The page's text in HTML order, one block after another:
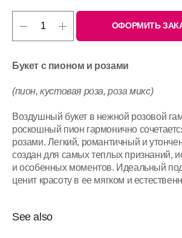
ОФОРМИТЬ
Букет с пионом и розами
(пион, кустовая роза, роза микс)
Воздушный букет в нежной розовой
роскошный пион гармонично
розами. Легкий, романтичный и
создан для самых теплых признаний,
и особенных моментов. Идеальный
ценит красоту в ее мягком и
See also